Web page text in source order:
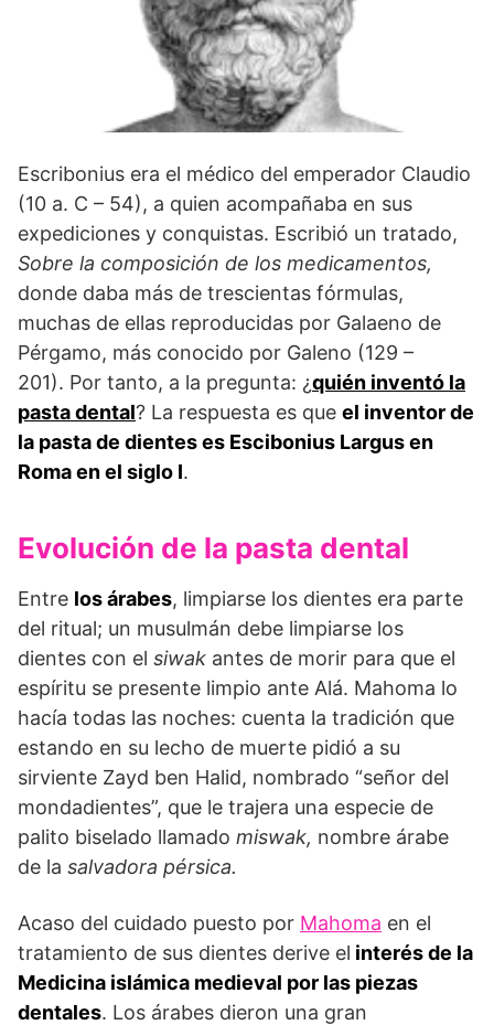
Escribonius era el médico del emperador Claudio
(10 a. C – 54), a quien acompañaba en sus
expediciones y conquistas. Escribió un tratado,
Sobre la composición de los medicamentos,
donde daba más de trescientas fórmulas,
muchas de ellas reproducidas por Galaeno de
Pérgamo, más conocido por Galeno (129 –
201). Por tanto, a la pregunta: ¿quién inventó la
pasta dental? La respuesta es que el inventor de
la pasta de dientes es Escibonius Largus en
Roma en el siglo I.
Evolución de la pasta dental
Entre los árabes, limpiarse los dientes era parte
del ritual; un musulmán debe limpiarse los
dientes con el siwak antes de morir para que el
espíritu se presente limpio ante Alá. Mahoma lo
hacía todas las noches: cuenta la tradición que
estando en su lecho de muerte pidió a su
sirviente Zayd ben Halid, nombrado “señor del
mondadientes”, que le trajera una especie de
palito biselado llamado miswak, nombre árabe
de la salvadora pérsica.
Acaso del cuidado puesto por Mahoma en el
tratamiento de sus dientes derive el interés de la
Medicina islámica medieval por las piezas
dentales. Los árabes dieron una gran